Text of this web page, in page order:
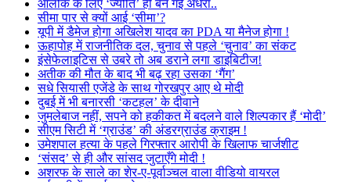
आलोक के लिए ‘ज्योति’ ही बन गई अंधेरा..
सीमा पार से क्यों आई ‘सीमा’?
यूपी में डैमेज होगा अखिलेश यादव का PDA या मैनेज होगा !
ऊहापोह में राजनीतिक दल, चुनाव से पहले ‘चुनाव’ का संकट
इंसेफेलाइटिस से उबरे तो अब डराने लगा डाइबिटीज!
अतीक की मौत के बाद भी बढ़ रहा उसका ‘गैंग’
सधे सियासी एजेंडे के साथ गोरखपुर आए थे मोदी
दुबई में भी बनारसी ‘कटहल’ के दीवाने
जुमलेबाज नहीं, सपने को हकीकत में बदलने वाले शिल्पकार हैं ‘मोदी’
सीएम सिटी में ‘ग्राउंड’ की अंडरग्राउंड क्राइम !
उमेशपाल हत्या के पहले गिरफ्तार आरोपी के खिलाफ चार्जशीट
‘संसद’ से ही और सांसद जुटाएँगे मोदी !
अशरफ के साले का शेर-ए-पूर्वाञ्चल वाला वीडियो वायरल